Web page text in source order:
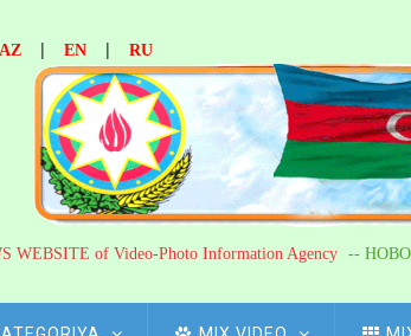
AZ | EN | RU
WEBSITE of Video-Photo Information Agency --